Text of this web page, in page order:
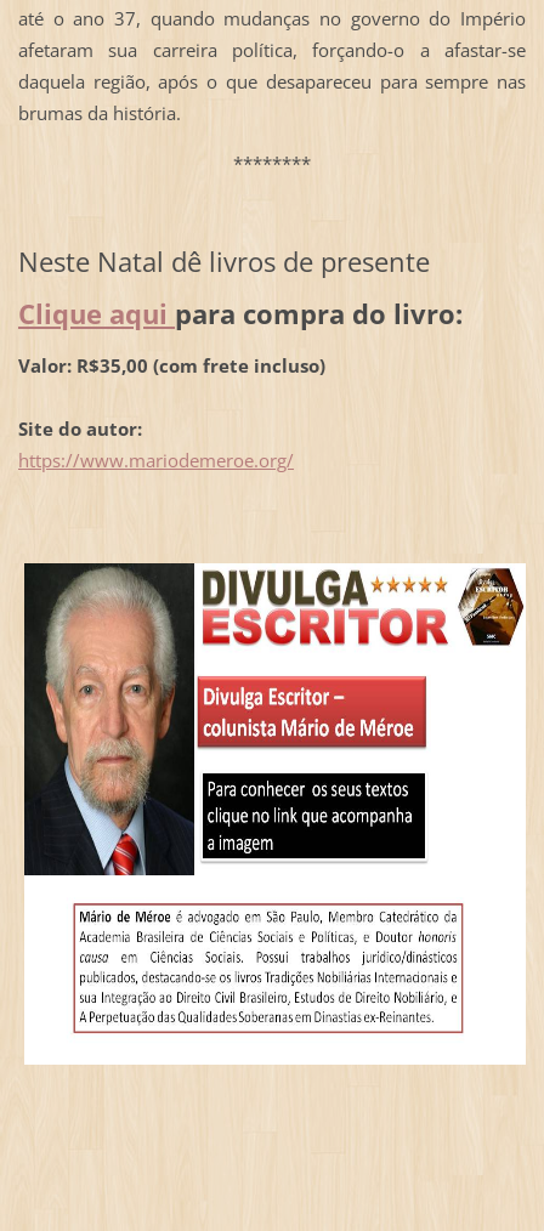
até o ano 37, quando mudanças no governo do Império
afetaram sua carreira política, forçando-o a afastar-se
daquela região, após o que desapareceu para sempre nas
brumas da história.
********
Neste Natal dê livros de presente
Clique aqui para compra do livro:
Valor: R$35,00 (com frete incluso)
Site do autor:
https://www.mariodemeroe.org/